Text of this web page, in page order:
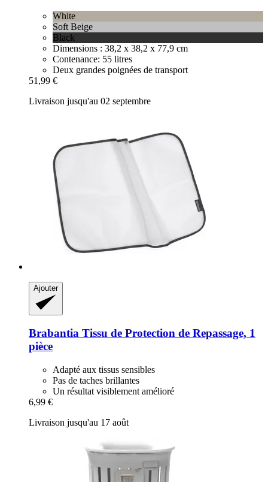
White
Soft Beige
Black
Dimensions : 38,2 x 38,2 x 77,9 cm
Contenance: 55 litres
Deux grandes poignées de transport
51,99 €
Livraison jusqu'au 02 septembre
Ajouter
Brabantia Tissu de Protection de Repassage, 1
pièce
Adapté aux tissus sensibles
Pas de taches brillantes
Un résultat visiblement amélioré
6,99 €
Livraison jusqu'au 17 août